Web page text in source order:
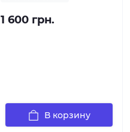
1 600 грн.
В корзину